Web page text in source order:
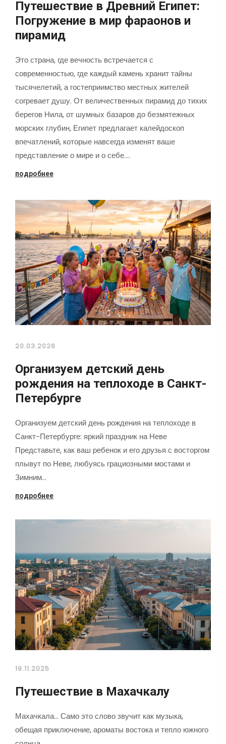
Путешествие в Древний Египет:
Погружение в мир фараонов и
пирамид
Это страна, где вечность встречается с
современностью, где каждый камень хранит тайны
тысячелетий, а гостеприимство местных жителей
согревает душу. От величественных пирамид до тихих
берегов Нила, от шумных базаров до безмятежных
морских глубин, Египет предлагает калейдоскоп
впечатлений, которые навсегда изменят ваше
представление о мире и о себе.…
подробнее
20.03.2026
Организуем детский день
рождения на теплоходе в Санкт-
Петербурге
Организуем детский день рождения на теплоходе в
Санкт-Петербурге: яркий праздник на Неве
Представьте, как ваш ребенок и его друзья с восторгом
плывут по Неве, любуясь грациозными мостами и
Зимним…
подробнее
19.11.2025
Путешествие в Махачкалу
Махачкала... Само это слово звучит как музыка,
обещая приключение, ароматы востока и тепло южного